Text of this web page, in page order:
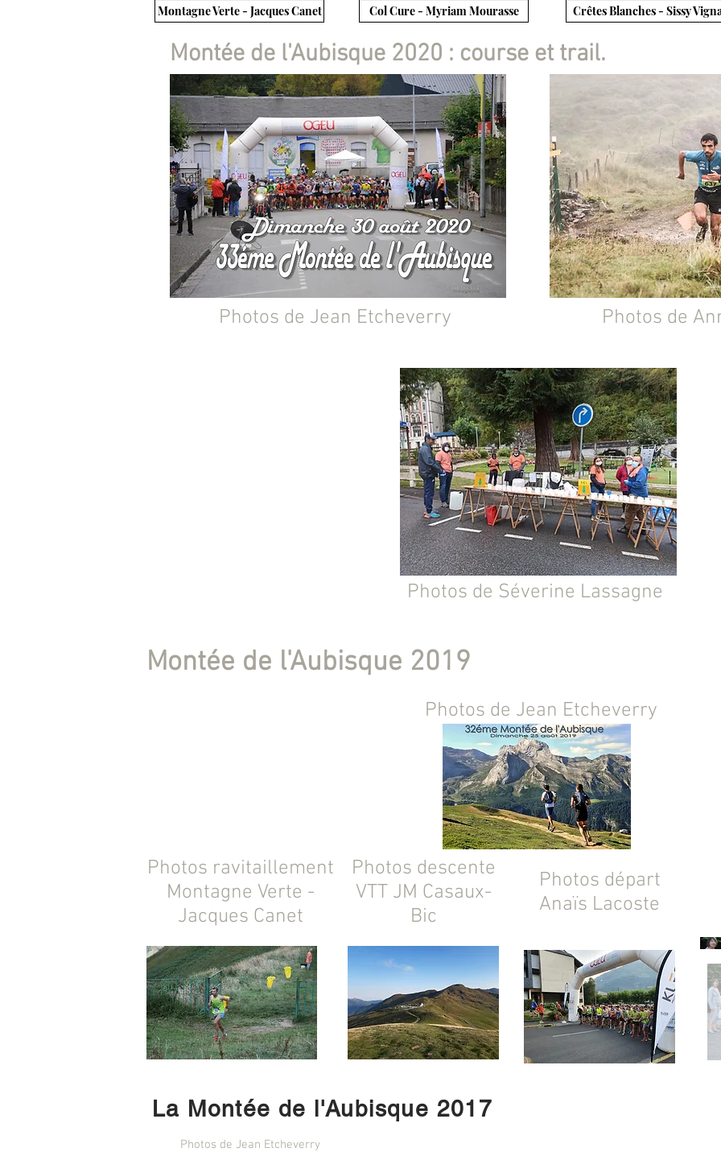
Montagne Verte - Jacques Canet Col Cure - Myriam Mourasse Crêtes Blanches - Sissy
Montée de l'Aubisque 2020 : course et trail.
Photos de Jean Etcheverry Photos de
Photos de Séverine Lassagne
Montée de l'Aubisque 2019
Photos de Jean Etcheverry
Photos ravitaillement
Montagne Verte -
Jacques Canet
Photos descente
VTT JM Casaux-
Bic
Photos départ
Anaïs Lacoste
La Montée de l'Aubisque 2017
Photos de Jean Etcheverry